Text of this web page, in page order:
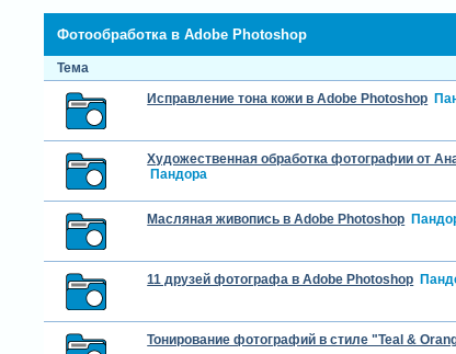
Фотообработка в Adobe Photoshop
Тема
Исправление тона кожи в Adobe Photoshop
Художественная обработка фотографии от
Пандора
Масляная живопись в Adobe Photoshop
11 друзей фотографа в Adobe Photoshop
Тонирование фотографий в стиле "Teal &